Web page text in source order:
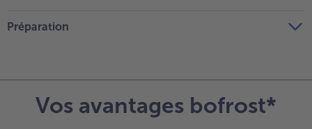
Préparation
Vos avantages bofrost*